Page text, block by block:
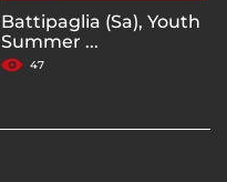
Battipaglia (Sa), Youth
Summer ...
47